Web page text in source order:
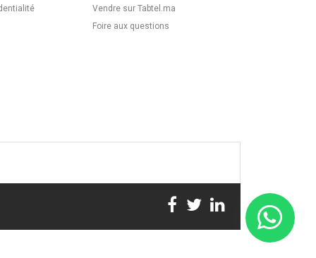
Vendre sur Tabtel.ma
Foire aux questions